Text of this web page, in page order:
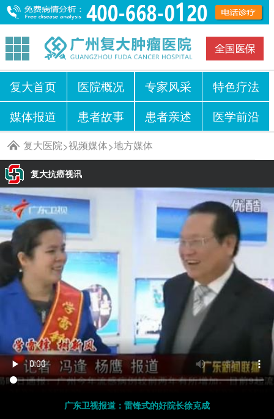
复大首页 医院概况 专家风采
特色疗法
媒体报道
患者故事 患者亲述 医学前沿
复大医院>视频媒体>地方媒体
复大抗癌视讯
广东卫视报道：雷锋式的好院长徐克成